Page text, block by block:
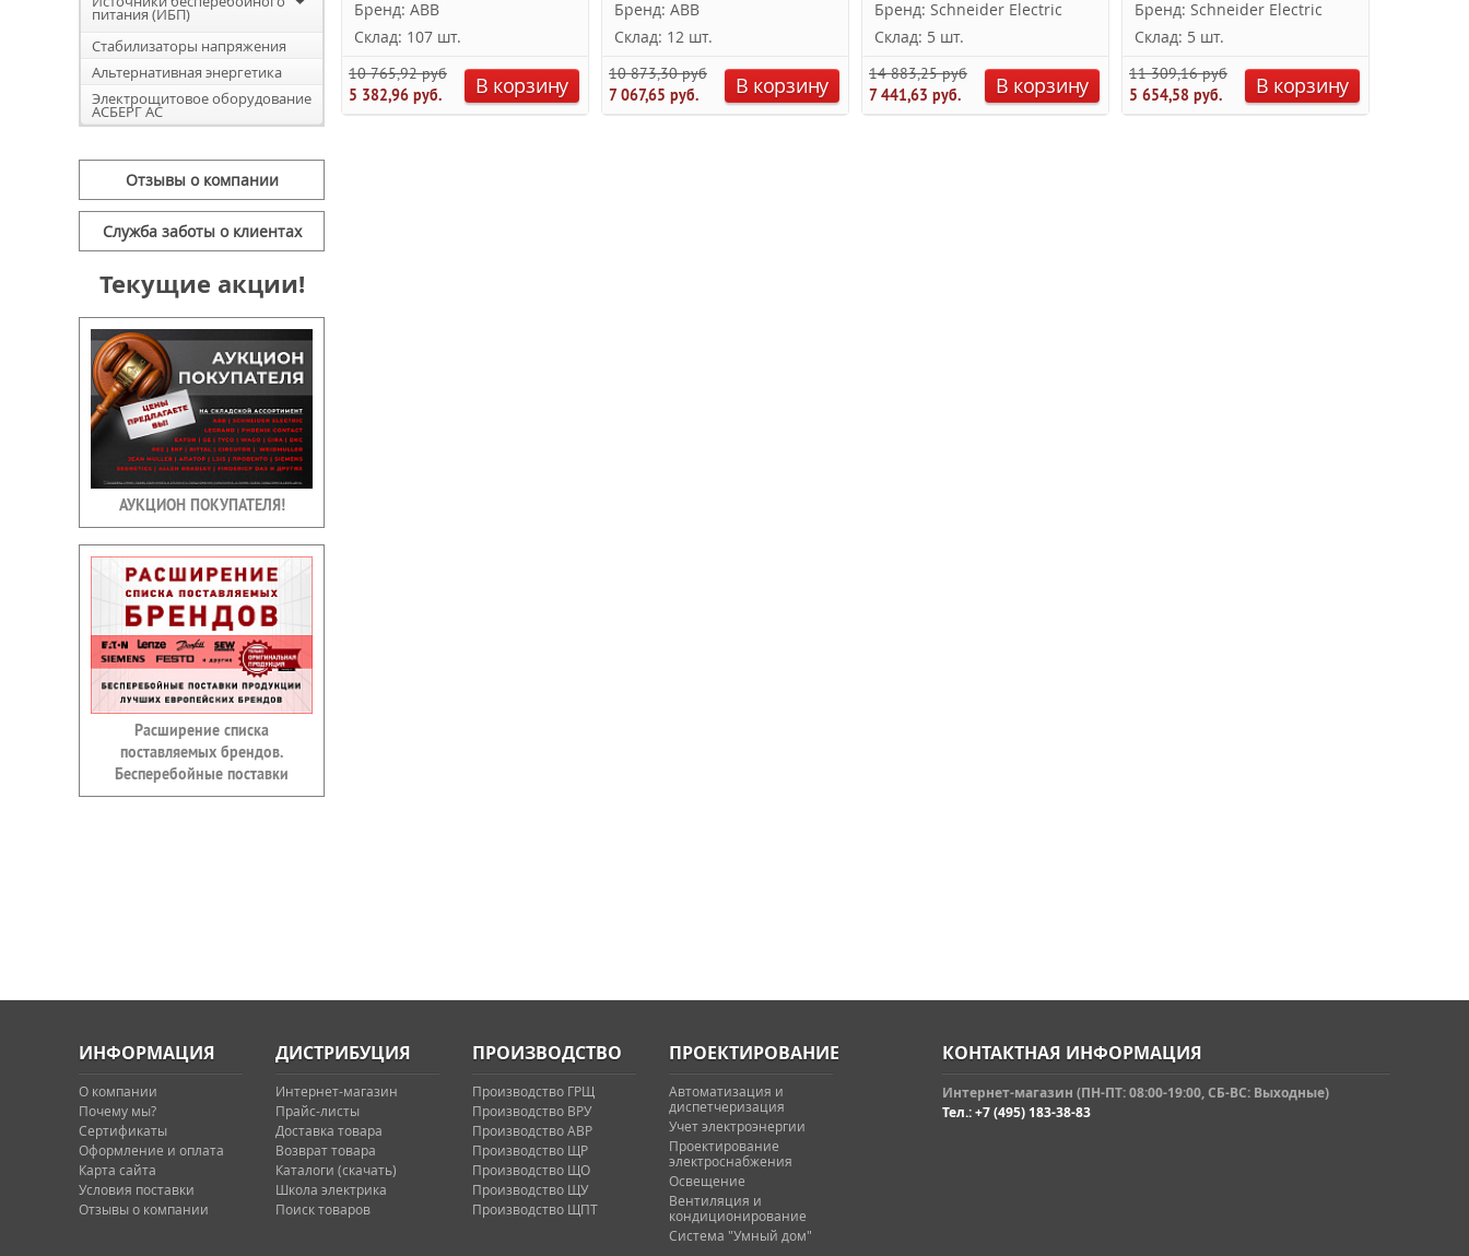
питания (ИБП)
Стабилизаторы напряжения
Альтернативная энергетика
Электрощитовое оборудование
АСБЕРГ АС
Отзывы о компании
Служба заботы о клиентах
Текущие акции!
АУКЦИОН ПОКУПАТЕЛЯ!
Расширение списка
поставляемых брендов.
Бесперебойные поставки
Бренд: ABB
Склад: 107 шт.
10 765,92 руб.
5 382,96 руб.
В корзину
Бренд: ABB
Склад: 12 шт.
10 873,30 руб.
7 067,65 руб.
В корзину
Бренд: Schneider Electric
Склад: 5 шт.
14 883,25 руб.
7 441,63 руб.
В корзину
Бренд: Schneider Electric
Склад: 5 шт.
11 309,16 руб.
5 654,58 руб.
В корзину
ИНФОРМАЦИЯ
О компании
Почему мы?
Сертификаты
Оформление и оплата
Карта сайта
Условия поставки
Отзывы о компании
ДИСТРИБУЦИЯ
Интернет-магазин
Прайс-листы
Доставка товара
Возврат товара
Каталоги (скачать)
Школа электрика
Поиск товаров
ПРОИЗВОДСТВО
Производство ГРЩ
Производство ВРУ
Производство АВР
Производство ЩР
Производство ЩО
Производство ЩУ
Производство ЩПТ
ПРОЕКТИРОВАНИЕ
Автоматизация и
диспетчеризация
Учет электроэнергии
Проектирование
электроснабжения
Освещение
Вентиляция и
кондиционирование
Система "Умный дом"
КОНТАКТНАЯ ИНФОРМАЦИЯ
Интернет-магазин (ПН-ПТ: 08:00-19:00, СБ-ВС: Выходные)
Тел.: +7 (495) 183-38-83